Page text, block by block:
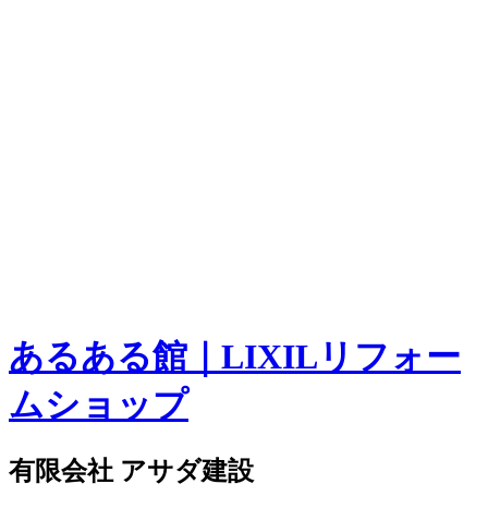
あるある館｜LIXILリフォー
ムショップ
有限会社 アサダ建設